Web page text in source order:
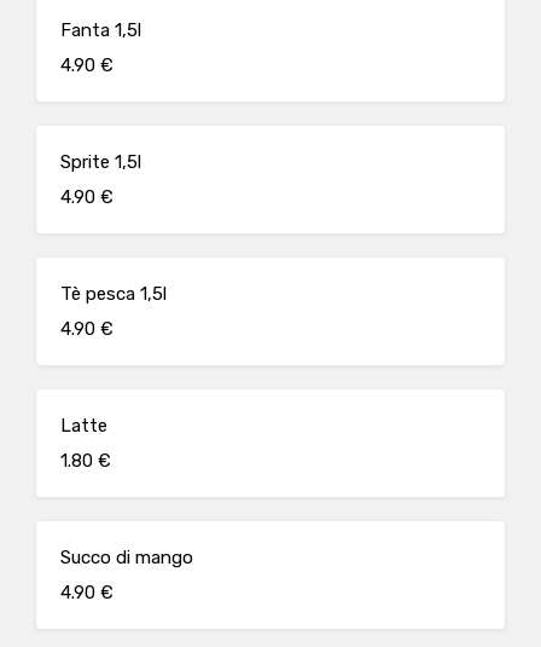
Fanta 1,5l
4.90 €
Sprite 1,5l
4.90 €
Tè pesca 1,5l
4.90 €
Latte
1.80 €
Succo di mango
4.90 €